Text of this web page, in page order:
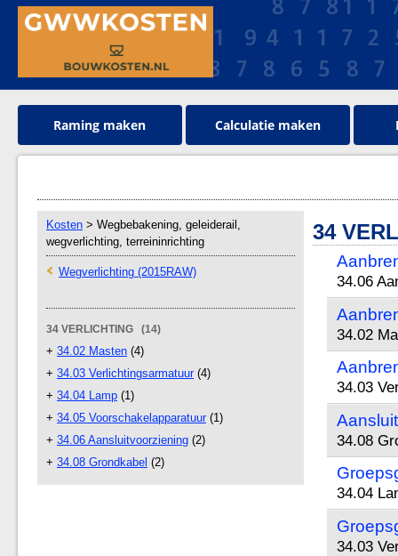
Raming maken Calculatie maken
Kosten > Wegbebakening, geleiderail,
wegverlichting, terreininrichting
Wegverlichting (2015RAW)
34 VERLICHTING (14)
+ 34.02 Masten (4)
+ 34.03 Verlichtingsarmatuur(4)
+ 34.04 Lamp (1)
+ 34.05 Voorschakelapparatuur(1)
+ 34.06 Aansluitvoorziening (2)
+ 34.08 Grondkabel (2)
34
34.06
34.02
34.03
34.08
34.04
34.03